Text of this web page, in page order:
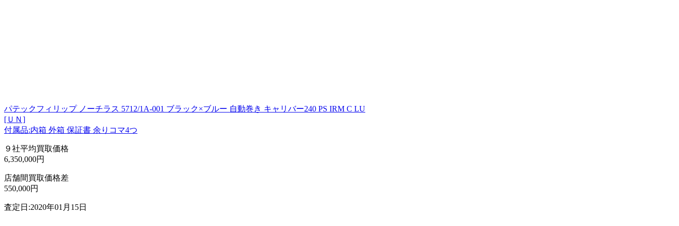
パテックフィリップ ノーチラス 5712/1A-001 ブラック×ブルー 自動巻き キャリバー240 PS IRM C LU
[ＵＮ]
付属品:内箱 外箱 保証書 余りコマ4つ
９社平均買取価格
6,350,000円
店舗間買取価格差
550,000円
査定日:2020年01月15日